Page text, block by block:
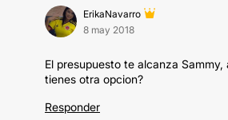
ErikaNavarro
8 may 2018
El presupuesto te alcanza Sammy,
tienes otra opcion?
Responder